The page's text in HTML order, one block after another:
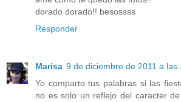
dorado dorado!! besossss
Responder
Marisa 9 de diciembre de 2011 a las
Yo comparto tus palabras si las
no es solo un reflejo del caracter